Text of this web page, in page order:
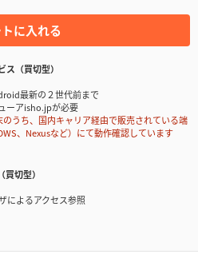
に入れる
（買切型）
最新の２世代前まで
ーアisho.jpが必要
うち、国内キャリア経由で販売されている端
、Nexusなど）にて動作確認しています
切型）
によるアクセス参照